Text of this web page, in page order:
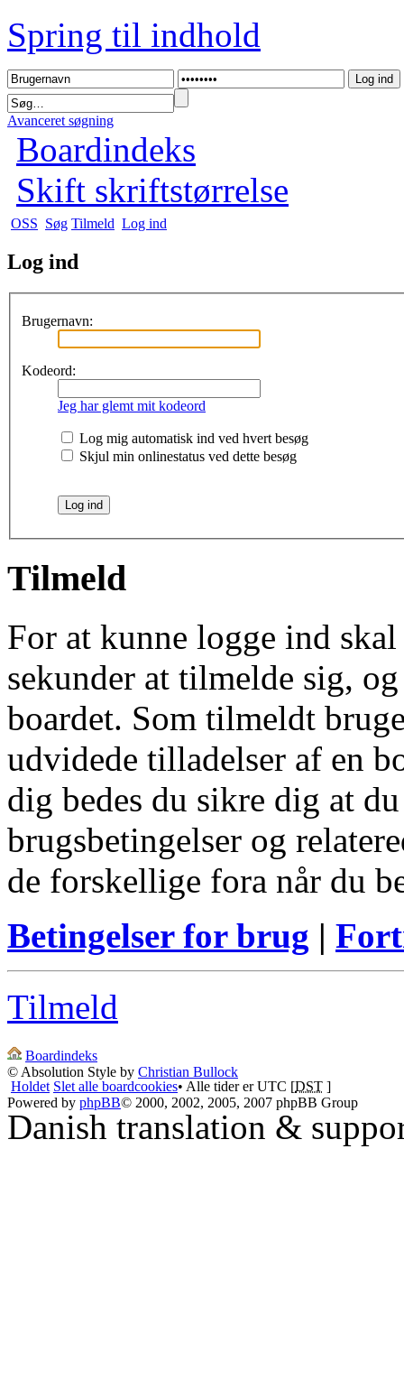
Spring til indhold
Avanceret søgning
Boardindeks
Skift skriftstørrelse
OSS Søg Tilmeld Log ind
Log ind
Brugernavn:
Kodeord:
Jeg har glemt mit kodeord
Log mig automatisk ind ved hvert besøg
Skjul min onlinestatus ved dette besøg
Tilmeld
For at kunne logge ind
sekunder at tilmelde sig,
boardet. Som tilmeldt
udvidede tilladelser af en
dig bedes du sikre dig at
brugsbetingelser og
de forskellige fora når du
Betingelser for brug |
Tilmeld
Boardindeks
© Absolution Style by Christian Bullock
Holdet Slet alle boardcookies• Alle tider er UTC [DST ]
Powered by phpBB© 2000, 2002, 2005, 2007 phpBB Group
Danish translation &